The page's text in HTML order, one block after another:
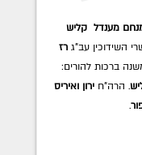
מענדל קליש
השידוכין עב"ג רז
ברכות להורים:
. הרה"ח ירון ואיריס
.